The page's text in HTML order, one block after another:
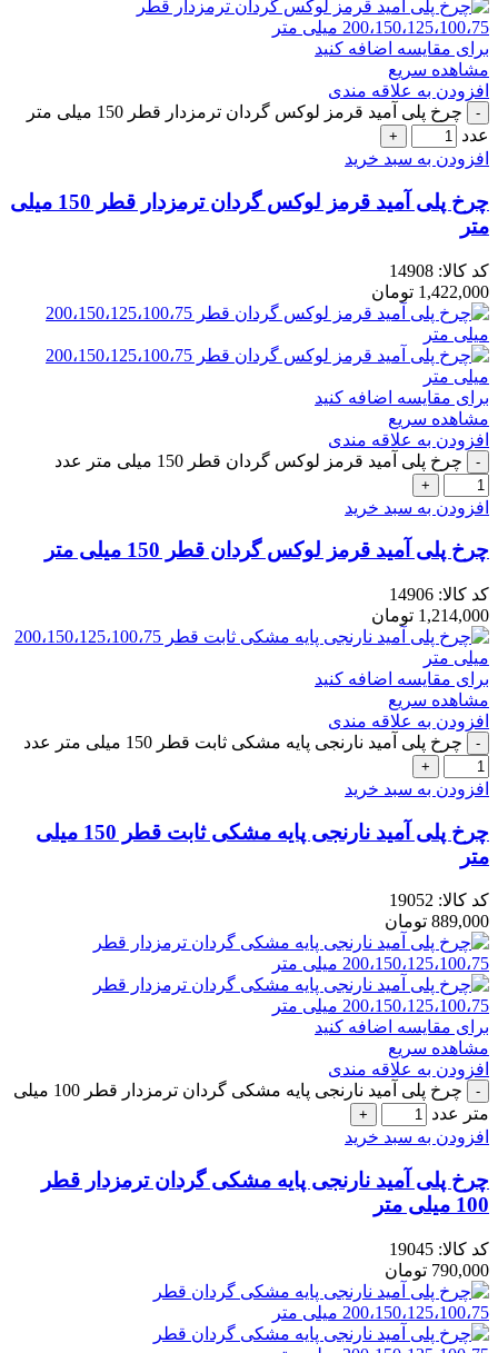
برای مقایسه اضافه کنید
مشاهده سریع
افزودن به علاقه مندی
چرخ پلی آمید قرمز لوکس گردان ترمزدار قطر 150 میلی متر
عدد
افزودن به سبد خرید
چرخ پلی آمید قرمز لوکس گردان ترمزدار قطر 150 میلی
متر
کد کالا: 14908
1,422,000 تومان
برای مقایسه اضافه کنید
مشاهده سریع
افزودن به علاقه مندی
چرخ پلی آمید قرمز لوکس گردان قطر 150 میلی متر عدد
افزودن به سبد خرید
چرخ پلی آمید قرمز لوکس گردان قطر 150 میلی متر
کد کالا: 14906
1,214,000 تومان
برای مقایسه اضافه کنید
مشاهده سریع
افزودن به علاقه مندی
چرخ پلی آمید نارنجی پایه مشکی ثابت قطر 150 میلی متر عدد
افزودن به سبد خرید
چرخ پلی آمید نارنجی پایه مشکی ثابت قطر 150 میلی
متر
کد کالا: 19052
889,000 تومان
برای مقایسه اضافه کنید
مشاهده سریع
افزودن به علاقه مندی
چرخ پلی آمید نارنجی پایه مشکی گردان ترمزدار قطر 100 میلی
متر عدد
افزودن به سبد خرید
چرخ پلی آمید نارنجی پایه مشکی گردان ترمزدار قطر
100 میلی متر
کد کالا: 19045
790,000 تومان